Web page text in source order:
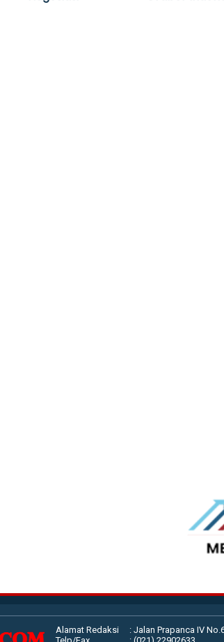
Alamat Redaksi
: Jalan Prapanca IV